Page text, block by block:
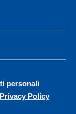
personali
Privacy Policy